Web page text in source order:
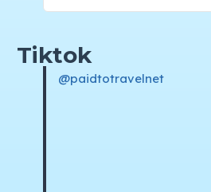
Tiktok
@paidtotravelnet